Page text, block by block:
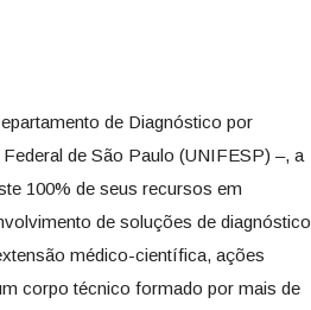
de Diagnóstico por
de São Paulo (UNIFESP) –, a
100% de seus recursos em
de soluções de diagnóstico
médico-científica, ações
corpo técnico formado por mais de